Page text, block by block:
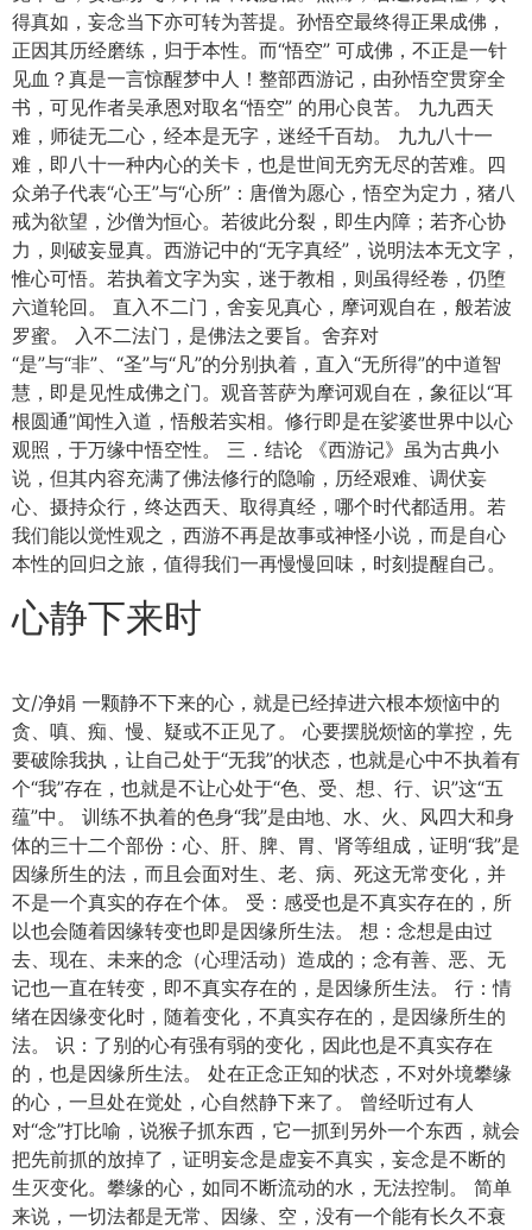
得真如，妄念当下亦可转为菩提。孙悟空最终得正果成佛，
正因其历经磨练，归于本性。而“悟空” 可成佛，不正是一针
见血？真是一言惊醒梦中人！整部西游记，由孙悟空贯穿全
书，可见作者吴承恩对取名“悟空” 的用心良苦。 九九西天
难，师徒无二心，经本是无字，迷经千百劫。 九九八十一
难，即八十一种内心的关卡，也是世间无穷无尽的苦难。四
众弟子代表“心王”与“心所”：唐僧为愿心，悟空为定力，猪八
戒为欲望，沙僧为恒心。若彼此分裂，即生内障；若齐心协
力，则破妄显真。西游记中的“无字真经”，说明法本无文字，
惟心可悟。若执着文字为实，迷于教相，则虽得经卷，仍堕
六道轮回。 直入不二门，舍妄见真心，摩诃观自在，般若波
罗蜜。 入不二法门，是佛法之要旨。舍弃对
“是”与“非”、“圣”与“凡”的分别执着，直入“无所得”的中道智
慧，即是见性成佛之门。观音菩萨为摩诃观自在，象征以“耳
根圆通”闻性入道，悟般若实相。修行即是在娑婆世界中以心
观照，于万缘中悟空性。 三．结论 《西游记》虽为古典小
说，但其内容充满了佛法修行的隐喻，历经艰难、调伏妄
心、摄持众行，终达西天、取得真经，哪个时代都适用。若
我们能以觉性观之，西游不再是故事或神怪小说，而是自心
本性的回归之旅，值得我们一再慢慢回味，时刻提醒自己。
心静下来时
文/净娟 一颗静不下来的心，就是已经掉进六根本烦恼中的
贪、嗔、痴、慢、疑或不正见了。 心要摆脱烦恼的掌控，先
要破除我执，让自己处于“无我”的状态，也就是心中不执着有
个“我”存在，也就是不让心处于“色、受、想、行、识”这“五
蕴”中。 训练不执着的色身“我”是由地、水、火、风四大和身
体的三十二个部份：心、肝、脾、胃、肾等组成，证明“我”是
因缘所生的法，而且会面对生、老、病、死这无常变化，并
不是一个真实的存在个体。 受：感受也是不真实存在的，所
以也会随着因缘转变也即是因缘所生法。 想：念想是由过
去、现在、未来的念（心理活动）造成的；念有善、恶、无
记也一直在转变，即不真实存在的，是因缘所生法。 行：情
绪在因缘变化时，随着变化，不真实存在的，是因缘所生的
法。 识：了别的心有强有弱的变化，因此也是不真实存在
的，也是因缘所生法。 处在正念正知的状态，不对外境攀缘
的心，一旦处在觉处，心自然静下来了。 曾经听过有人
对“念”打比喻，说猴子抓东西，它一抓到另外一个东西，就会
把先前抓的放掉了，证明妄念是虚妄不真实，妄念是不断的
生灭变化。攀缘的心，如同不断流动的水，无法控制。 简单
来说，一切法都是无常、因缘、空，没有一个能有长久不衰